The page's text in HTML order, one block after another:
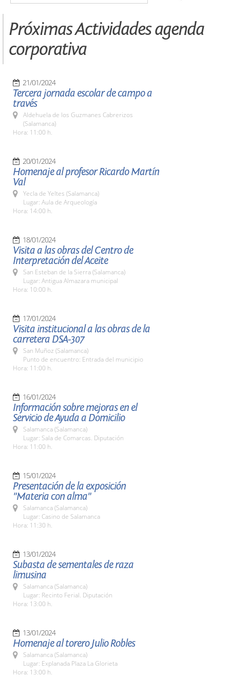
Próximas Actividades agenda
corporativa
21/01/2024
Tercera jornada escolar de campo a
través
Aldehuela de los Guzmanes Cabrerizos
(Salamanca)
Hora: 11:00 h.
20/01/2024
Homenaje al profesor Ricardo Martín
Val
Yecla de Yeltes (Salamanca)
Lugar: Aula de Arqueología
Hora: 14:00 h.
18/01/2024
Visita a las obras del Centro de
Interpretación del Aceite
San Esteban de la Sierra (Salamanca)
Lugar: Antigua Almazara municipal
Hora: 10:00 h.
17/01/2024
Visita institucional a las obras de la
carretera DSA-307
San Muñoz (Salamanca)
Punto de encuentro: Entrada del municipio
Hora: 11:00 h.
16/01/2024
Información sobre mejoras en el
Servicio de Ayuda a Domicilio
Salamanca (Salamanca)
Lugar: Sala de Comarcas. Diputación
Hora: 11:00 h.
15/01/2024
Presentación de la exposición
"Materia con alma"
Salamanca (Salamanca)
Lugar: Casino de Salamanca
Hora: 11:30 h.
13/01/2024
Subasta de sementales de raza
limusina
Salamanca (Salamanca)
Lugar: Recinto Ferial. Diputación
Hora: 13:00 h.
13/01/2024
Homenaje al torero Julio Robles
Salamanca (Salamanca)
Lugar: Explanada Plaza La Glorieta
Hora: 13:00 h.